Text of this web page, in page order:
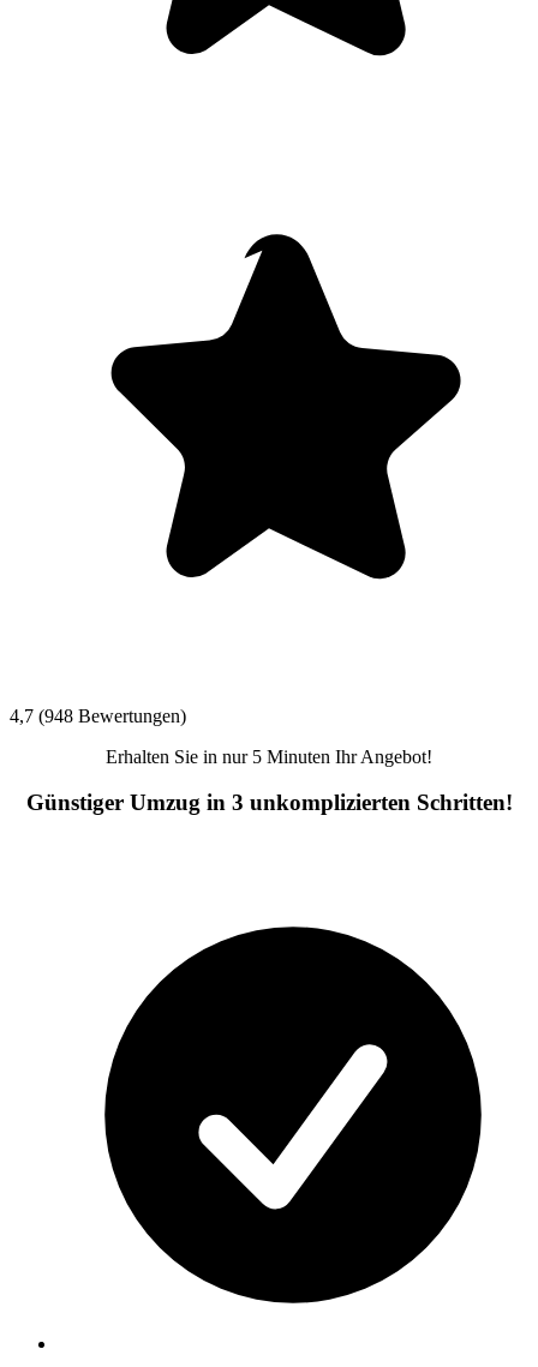
4,7 (948 Bewertungen)
Erhalten Sie in nur 5 Minuten Ihr Angebot!
Günstiger Umzug in 3 unkomplizierten Schritten!